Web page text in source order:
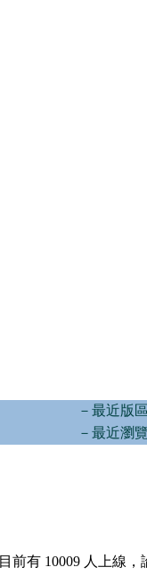
－最近版
－最近瀏
前有 10009 人上線